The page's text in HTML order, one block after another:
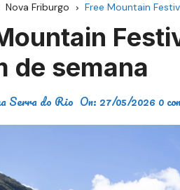
Nova Friburgo Free Mountain
de semana
Serra do Rio On: 27/05/20260